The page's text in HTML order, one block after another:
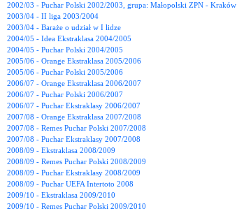
2002/03 - Puchar Polski 2002/2003, grupa: Małopolski ZPN - Kraków
2003/04 - II liga 2003/2004
2003/04 - Baraże o udział w I lidze
2004/05 - Idea Ekstraklasa 2004/2005
2004/05 - Puchar Polski 2004/2005
2005/06 - Orange Ekstraklasa 2005/2006
2005/06 - Puchar Polski 2005/2006
2006/07 - Orange Ekstraklasa 2006/2007
2006/07 - Puchar Polski 2006/2007
2006/07 - Puchar Ekstraklasy 2006/2007
2007/08 - Orange Ekstraklasa 2007/2008
2007/08 - Remes Puchar Polski 2007/2008
2007/08 - Puchar Ekstraklasy 2007/2008
2008/09 - Ekstraklasa 2008/2009
2008/09 - Remes Puchar Polski 2008/2009
2008/09 - Puchar Ekstraklasy 2008/2009
2008/09 - Puchar UEFA Intertoto 2008
2009/10 - Ekstraklasa 2009/2010
2009/10 - Remes Puchar Polski 2009/2010